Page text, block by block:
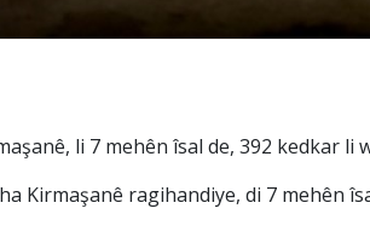
li 7 mehên îsal de, 392 kedkar
Kirmaşanê ragihandiye, di 7 mehên